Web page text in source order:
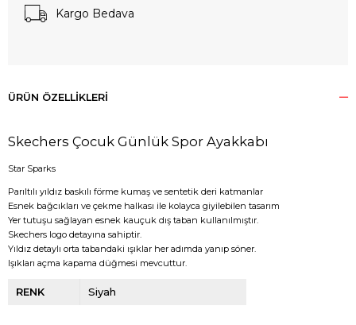
Kargo Bedava
ÜRÜN ÖZELLIKLERI
Skechers Çocuk Günlük Spor Ayakkabı
Star Sparks
Parıltılı yıldız baskılı förme kumaş ve sentetik deri katmanlar
Esnek bağcıkları ve çekme halkası ile kolayca giyilebilen tasarım
Yer tutuşu sağlayan esnek kauçuk dış taban kullanılmıştır.
Skechers logo detayına sahiptir.
Yıldız detaylı orta tabandaki ışıklar her adımda yanıp söner.
Işıkları açma kapama düğmesi mevcuttur.
RENK Siyah